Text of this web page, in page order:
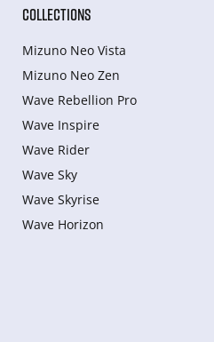
COLLECTIONS
Mizuno Neo Vista
Mizuno Neo Zen
Wave Rebellion Pro
Wave Inspire
Wave Rider
Wave Sky
Wave Skyrise
Wave Horizon